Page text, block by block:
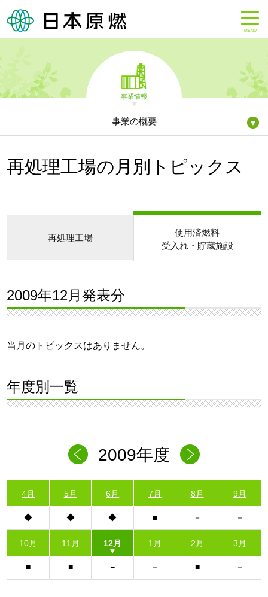
MENU
事業情報
事業の概要
再処理工場の月別トピックス
再処理工場
使用済燃料
受入れ・貯蔵施設
2009年12月発表分
当月のトピックスはありません。
年度別一覧
2009年度
4月 5月 6月 7月 8月 9月
10月 11月 12月 1月 2月 3月